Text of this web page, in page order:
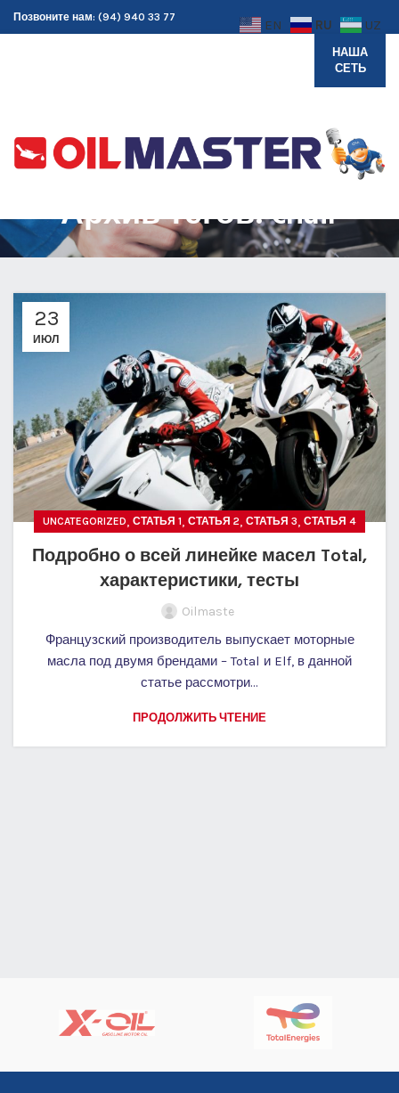
Позвоните нам: (94) 940 33 77
НАША
СЕТЬ
Архив тегов: chair
23
ИЮЛ
UNCATEGORIZED, СТАТЬЯ 1, СТАТЬЯ 2, СТАТЬЯ 3, СТАТЬЯ 4
Подробно о всей линейке масел Total,
характеристики, тесты
Oilmaste
Французский производитель выпускает моторные
масла под двумя брендами – Total и Elf, в данной
статье рассмотри...
ПРОДОЛЖИТЬ ЧТЕНИЕ
EN RU UZ